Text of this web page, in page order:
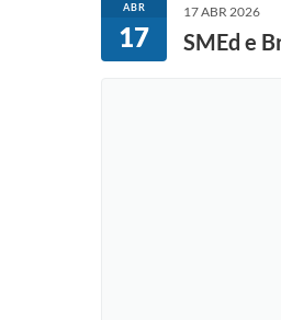
ABR
17
17 ABR 2026
SMEd e